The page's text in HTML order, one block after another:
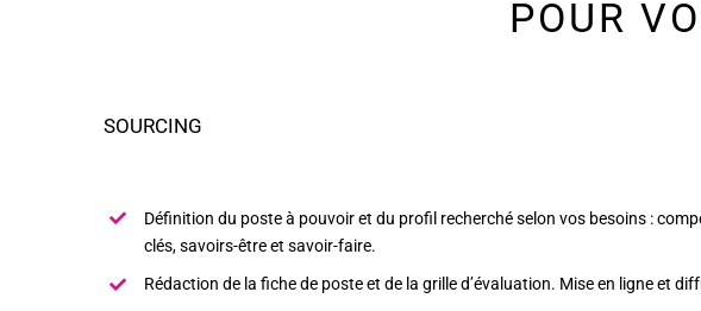
POUR
SOURCING
Définition du poste à pouvoir et du profil recherché selon vos besoins :
clés, savoirs-être et savoir-faire.
Rédaction de la fiche de poste et de la grille d’évaluation. Mise en ligne et